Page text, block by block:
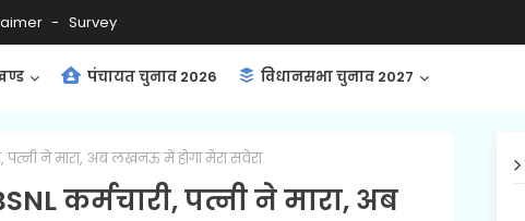
Survey
पंचायत चुनाव 2026 विधानसभा चुनाव 2027
पत्नी ने मारा, अब लखनऊ में होगा मेरा सवेरा
कर्मचारी, पत्नी ने मारा, अब